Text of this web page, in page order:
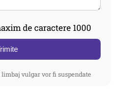
de caractere 1000
vulgar vor fi suspendate